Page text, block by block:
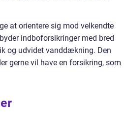
at orientere sig mod velkendte
indboforsikringer med bred
og udvidet vanddækning. Den
gerne vil have en forsikring, som